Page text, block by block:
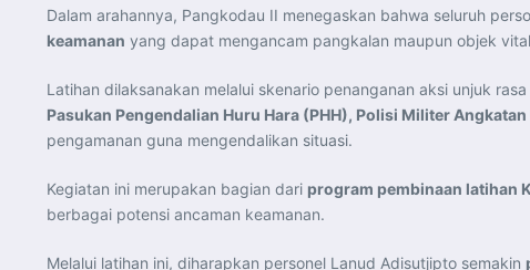
Dalam arahannya, Pangkodau II menegaskan bahwa seluruh
keamanan yang dapat mengancam pangkalan maupun objek
Latihan dilaksanakan melalui skenario penanganan aksi unjuk
Pasukan Pengendalian Huru Hara (PHH), Polisi Militer
pengamanan guna mengendalikan situasi.
Kegiatan ini merupakan bagian dari program pembinaan latihan
berbagai potensi ancaman keamanan.
Melalui latihan ini, diharapkan personel Lanud Adisutjipto semakin